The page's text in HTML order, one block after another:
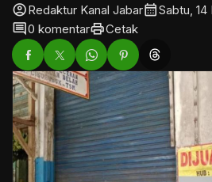
account_circleRedaktur Kanal Jabarcalendar_monthSabtu, 14
comment0 komentarprintCetak